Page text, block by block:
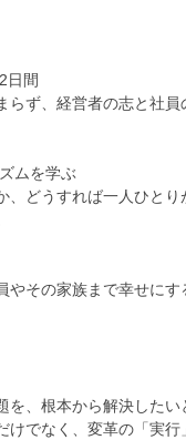
日間
らず、経営者の志と社
ムを学ぶ
、どうすれば一人ひと
やその家族まで幸せに
を、根本から解決した
けでなく、変革の「実